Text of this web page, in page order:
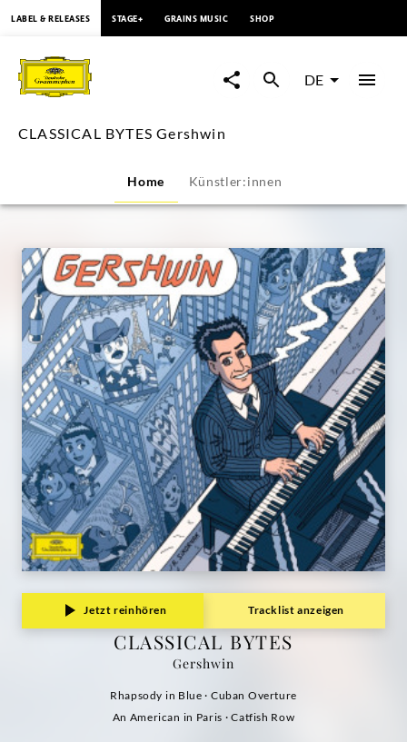
CLASSICAL
BYTES
Gershwin
Deutsche
Grammophon
LABEL & RELEASES STAGE+ GRAINS MUSIC SHOP
DE
CLASSICAL BYTES Gershwin
Home Künstler:innen
Jetzt reinhören Tracklist anzeigen
CLASSICAL BYTES
Gershwin
Rhapsody in Blue · Cuban Overture
An American in Paris · Catfish Row